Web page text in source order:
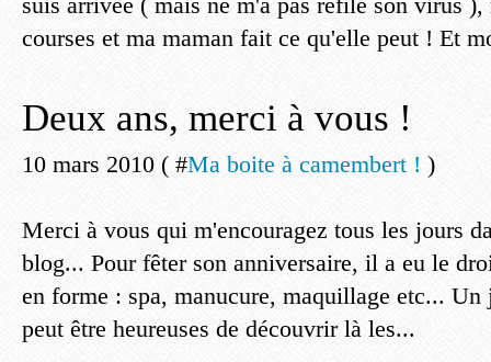
courses et ma maman fait ce qu'elle peut ! Et
Deux ans, merci à vous !
10 mars 2010 ( #Ma boite à camembert ! )
Merci à vous qui m'encouragez tous les jours
blog... Pour fêter son anniversaire, il a eu le
en forme : spa, manucure, maquillage etc...
peut être heureuses de découvrir là les...